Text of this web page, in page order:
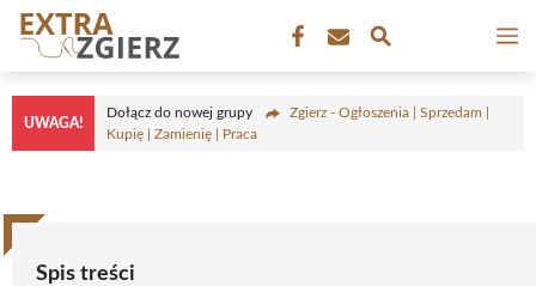
Przejdź
treści
UWAGA!
Dołącz do nowej grupy
Zgierz - Ogłoszenia | Sprzedam |
Kupię | Zamienię | Praca
Spis treści